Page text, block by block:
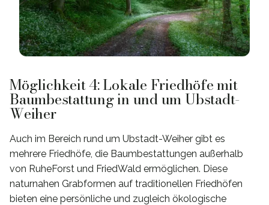
Möglichkeit 4: Lokale Friedhöfe mit
Baumbestattung in und um Ubstadt-
Weiher
Auch im Bereich rund um Ubstadt-Weiher gibt es
mehrere Friedhöfe, die Baumbestattungen außerhalb
von RuheForst und FriedWald ermöglichen. Diese
naturnahen Grabformen auf traditionellen Friedhöfen
bieten eine persönliche und zugleich ökologische